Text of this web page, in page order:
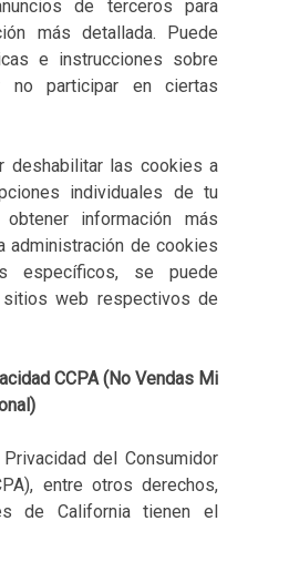
de terceros para
más detallada. Puede
e instrucciones sobre
no participar en ciertas
deshabilitar las cookies a
individuales de tu
obtener información más
administración de cookies
específicos, se puede
web respectivos de
CCPA (No Vendas Mi
del Consumidor
entre otros derechos,
de California tienen el